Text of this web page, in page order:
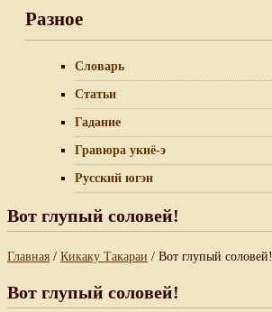
Разное
Словарь
Статьи
Гадание
Гравюра укиё-э
Русский югэн
Вот глупый соловей!
Главная / Кикаку Такараи / Вот глупый соловей!
Вот глупый соловей!